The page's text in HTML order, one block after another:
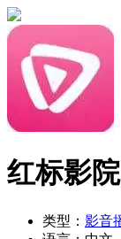
红标影
类型： 影音